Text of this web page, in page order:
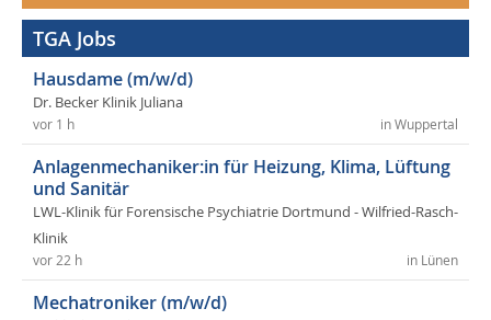
TGA Jobs
Hausdame (m/w/d)
Dr. Becker Klinik Juliana
in Wuppertal
vor 1 h
Anlagenmechaniker:in für Heizung, Klima, Lüftung
und Sanitär
LWL-Klinik für Forensische Psychiatrie Dortmund - Wilfried-Rasch-
Klinik
in Lünen
vor 22 h
Mechatroniker (m/w/d)